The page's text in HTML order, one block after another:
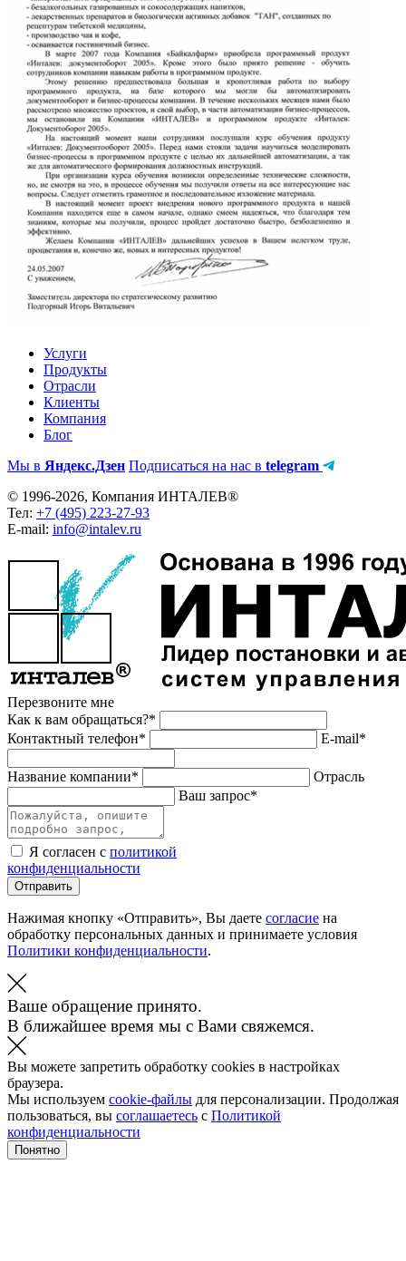
Услуги
Продукты
Отрасли
Клиенты
Компания
Блог
Мы в Яндекс.Дзен Подписаться на нас в telegram
© 1996-2026, Компания ИНТАЛЕВ®
Тел: +7 (495) 223-27-93
E-mail: info@intalev.ru
Перезвоните мне
Как к вам обращаться?*
Контактный телефон*
E-mail*
Название компании*
Отрасль
Ваш запрос*
Я согласен с политикой
конфиденциальности
Отправить
Нажимая кнопку «Отправить», Вы даете согласие на
обработку персональных данных и принимаете условия
Политики конфиденциальности.
Ваше обращение принято.
В ближайшее время мы с Вами свяжемся.
Вы можете запретить обработку cookies в настройках
браузера.
Мы используем cookie-файлы для персонализации. Продолжая
пользоваться, вы соглашаетесь с Политикой
конфиденциальности
Понятно